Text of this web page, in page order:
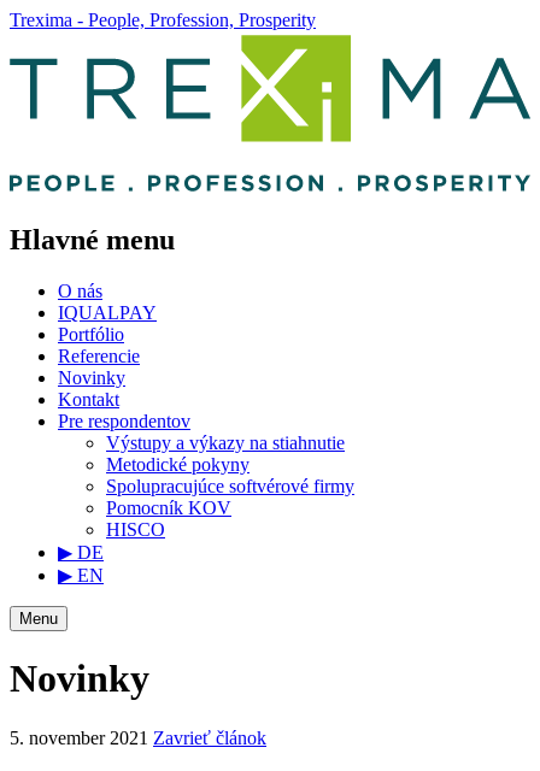
Trexima - People, Profession, Prosperity
Hlavné menu
O nás
IQUALPAY
Portfólio
Referencie
Novinky
Kontakt
Pre respondentov
Výstupy a výkazy na stiahnutie
Metodické pokyny
Spolupracujúce softvérové firmy
Pomocník KOV
HISCO
▶ DE
▶ EN
Menu
Novinky
5. november 2021 Zavrieť článok